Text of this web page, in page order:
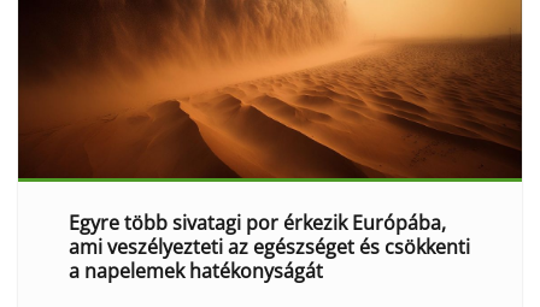
Egyre több sivatagi por érkezik Európába,
ami veszélyezteti az egészséget és csökkenti
a napelemek hatékonyságát